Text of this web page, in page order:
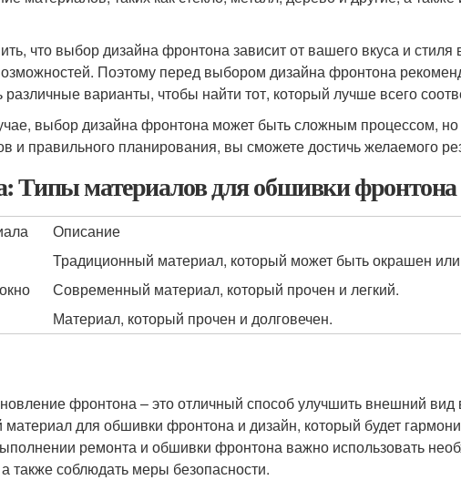
что выбор дизайна фронтона зависит от вашего вкуса и
Поэтому перед выбором дизайна фронтона
различные варианты, чтобы найти тот, который лучше всего
выбор дизайна фронтона может быть сложным процессом,
и правильного планирования, вы сможете достичь желаемого
Типы материалов для обшивки фронтона
Описание
Традиционный материал, который может быть окрашен
Современный материал, который прочен и легкий.
Материал, который прочен и долговечен.
фронтона – это отличный способ улучшить внешний
для обшивки фронтона и дизайн, который будет
ремонта и обшивки фронтона важно использовать
также соблюдать меры безопасности.